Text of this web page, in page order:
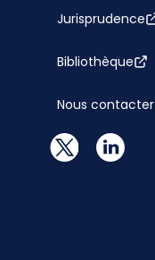
Jurisprudence
Bibliothèque
Nous contacter